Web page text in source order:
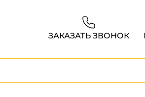
ЗАКАЗАТЬ ЗВОНОК